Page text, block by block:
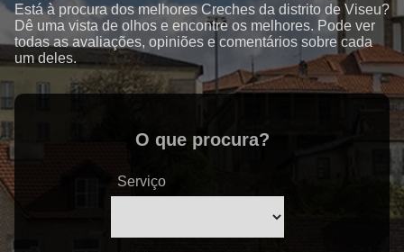
Está à procura dos melhores Creches da distrito de Viseu?
Dê uma vista de olhos e encontre os melhores. Pode ver
todas as avaliações, opiniões e comentários sobre cada
um deles.
O que procura?
Serviço